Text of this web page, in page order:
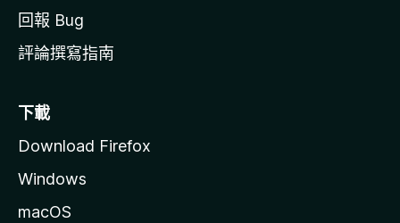
回報 Bug
評論撰寫指南
下載
Download Firefox
Windows
macOS